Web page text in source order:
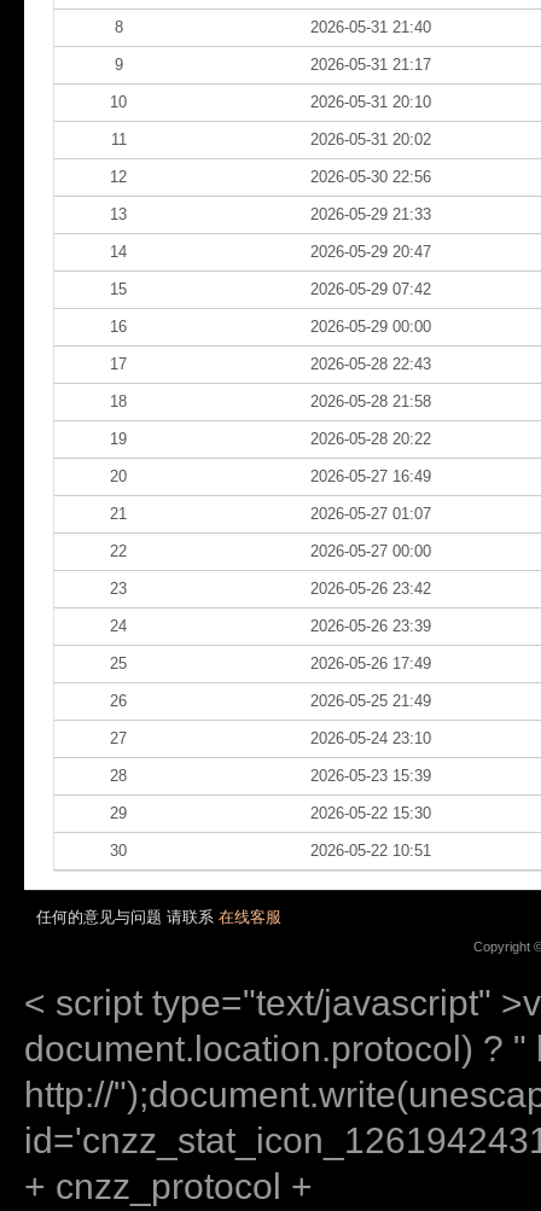
8 2026-05-31 21:40
9 2026-05-31 21:17
10 2026-05-31 20:10
11 2026-05-31 20:02
12 2026-05-30 22:56
13 2026-05-29 21:33
14 2026-05-29 20:47
15 2026-05-29 07:42
16 2026-05-29 00:00
17 2026-05-28 22:43
18 2026-05-28 21:58
19 2026-05-28 20:22
20 2026-05-27 16:49
21 2026-05-27 01:07
22 2026-05-27 00:00
23 2026-05-26 23:42
24 2026-05-26 23:39
25 2026-05-26 17:49
26 2026-05-25 21:49
27 2026-05-24 23:10
28 2026-05-23 15:39
29 2026-05-22 15:30
30 2026-05-22 10:51
任何的意见与问题 请联系 在线客服
Copyright
< script type="text/javascript"
document.location.protocol) ? "
http://
+ cnzz_protocol +